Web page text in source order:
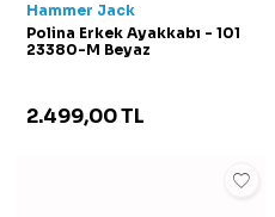
Hammer Jack
Polina Erkek Ayakkabı - 101
23380-M Beyaz
2.499,00TL